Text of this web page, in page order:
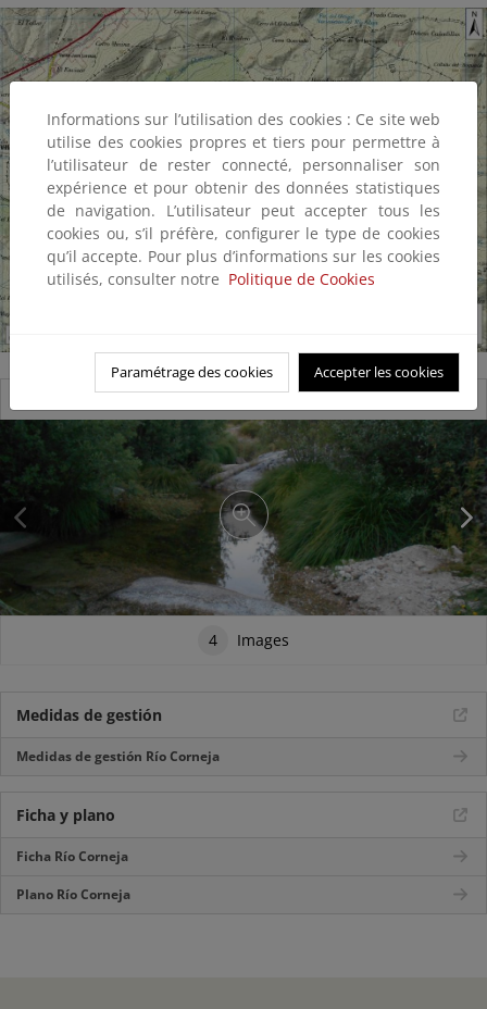
Reserva natural fluvial Río Corneja
4 Images
Medidas de gestión
Medidas de gestión Río Corneja
Ficha y plano
Ficha Río Corneja
Plano Río Corneja
Informations sur l’utilisation des cookies : Ce site web
utilise des cookies propres et tiers pour permettre à
l’utilisateur de rester connecté, personnaliser son
expérience et pour obtenir des données statistiques
de navigation. L’utilisateur peut accepter tous les
cookies ou, s’il préfère, configurer le type de cookies
qu’il accepte. Pour plus d’informations sur les cookies
utilisés, consulter notre Politique de Cookies
Paramétrage des cookies Accepter les cookies